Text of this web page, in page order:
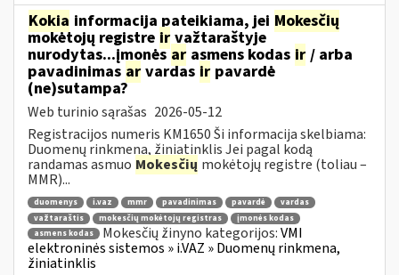
Kokia informacija pateikiama, jei Mokesčių
mokėtojų registre ir važtaraštyje
nurodytas...įmonėsar asmens kodas ir / arba
pavadinimas ar vardas ir pavardė
(ne)sutampa?
Web turinio sąrašas 2026-05-12
Registracijos numeris KM1650 Ši informacija skelbiama:
Duomenų rinkmena, žiniatinklis Jei pagal kodą
randamas asmuo Mokesčių mokėtojų registre (toliau –
MMR)...
duomenys i.vaz mmr pavadinimas pavardė
vardas
važtaraštis
mokesčių mokėtojų registras
įmonės kodas
asmens kodas
Mokesčių žinyno kategorijos:VMI
elektroninės sistemos » i.VAZ » Duomenų rinkmena,
žiniatinklis